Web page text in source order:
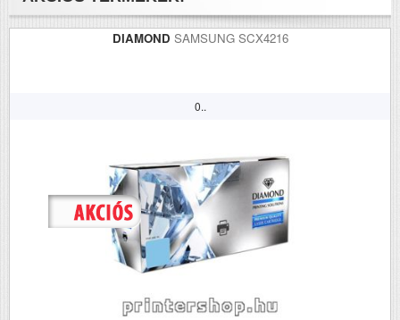
DIAMOND SAMSUNG SCX4216
0..